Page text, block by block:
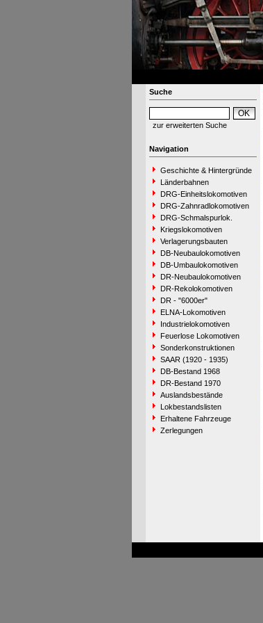
Suche
zur erweiterten Suche
Navigation
Geschichte & Hintergründe
Länderbahnen
DRG-Einheitslokomotiven
DRG-Zahnradlokomotiven
DRG-Schmalspurlok.
Kriegslokomotiven
Verlagerungsbauten
DB-Neubaulokomotiven
DB-Umbaulokomotiven
DR-Neubaulokomotiven
DR-Rekolokomotiven
DR - "6000er"
ELNA-Lokomotiven
Industrielokomotiven
Feuerlose Lokomotiven
Sonderkonstruktionen
SAAR (1920 - 1935)
DB-Bestand 1968
DR-Bestand 1970
Auslandsbestände
Lokbestandslisten
Erhaltene Fahrzeuge
Zerlegungen